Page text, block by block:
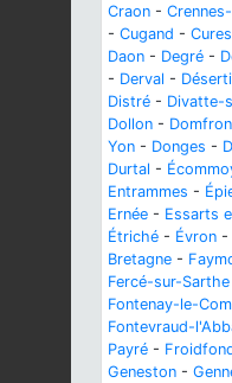
Craon -
- Cugand - Cures
Daon - Degré -
- Derval -
Distré - Divatte-
Dollon -
Yon - Donges -
Durtal -
Entrammes -
Ernée - Essarts
Étriché - Évron -
Bretagne -
Fercé-sur-Sarthe
Fontenay-le-
Fontevraud-
Payré -
Geneston -